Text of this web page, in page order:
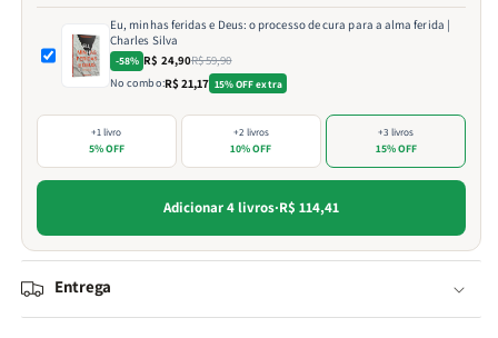
Eu, minhas feridas e Deus: o processo de cura para a alma ferida |
Charles Silva
-58% R$ 24,90R$ 59,90
No combo:R$ 21,17 15% OFF extra
+1 livro
5% OFF
+2 livros
10% OFF
+3 livros
15% OFF
Adicionar 4 livros·R$ 114,41
Entrega